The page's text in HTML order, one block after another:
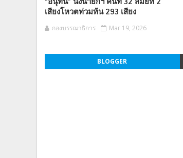
เสียงโหวตท่วมท้น 293 เสียง
กองบรรณาธิการ Mar 19, 2026
BLOGGER